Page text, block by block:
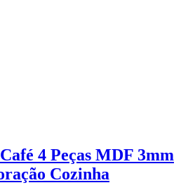
4 Peças MDF 3mm
Cozinha